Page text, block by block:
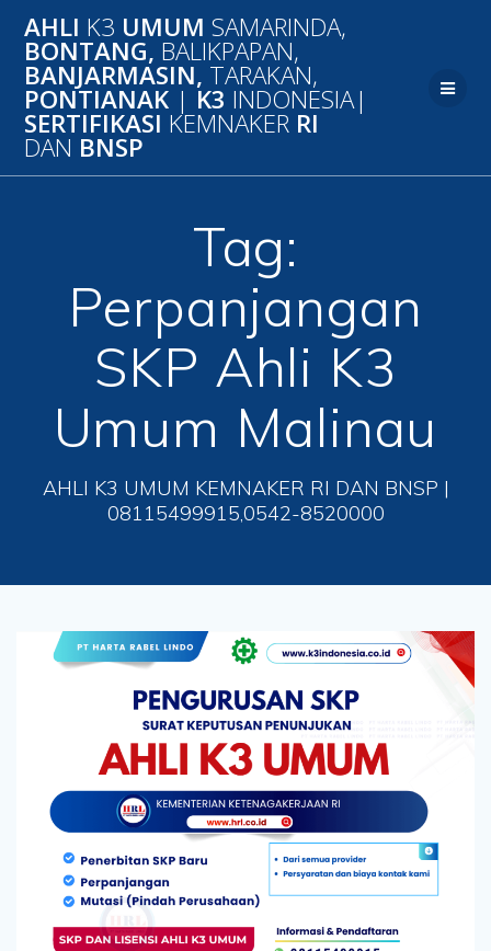
to
content
AHLI K3 UMUM SAMARINDA,
BONTANG, BALIKPAPAN,
BANJARMASIN, TARAKAN,
PONTIANAK | K3 INDONESIA|
SERTIFIKASI KEMNAKER RI
DAN BNSP
Tag:
Perpanjangan
SKP Ahli K3
Umum Malinau
AHLI K3 UMUM KEMNAKER RI DAN BNSP |
08115499915,0542-8520000